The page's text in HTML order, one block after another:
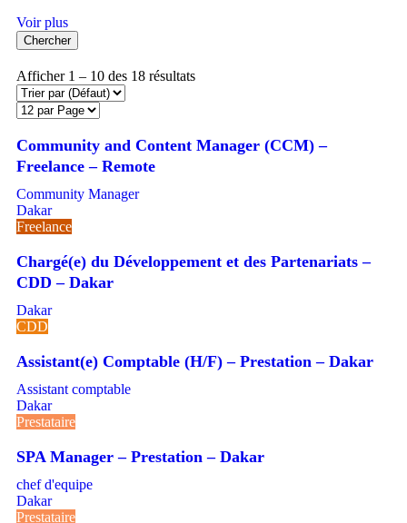
Voir plus
Chercher
Afficher 1 – 10 des 18 résultats
Community and Content Manager (CCM) –
Freelance – Remote
Community Manager
Dakar
Freelance
Chargé(e) du Développement et des Partenariats –
CDD – Dakar
Dakar
CDD
Assistant(e) Comptable (H/F) – Prestation – Dakar
Assistant comptable
Dakar
Prestataire
SPA Manager – Prestation – Dakar
chef d'equipe
Dakar
Prestataire